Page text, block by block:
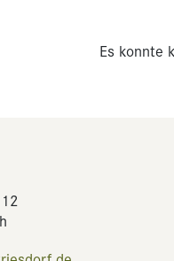
Es konnte